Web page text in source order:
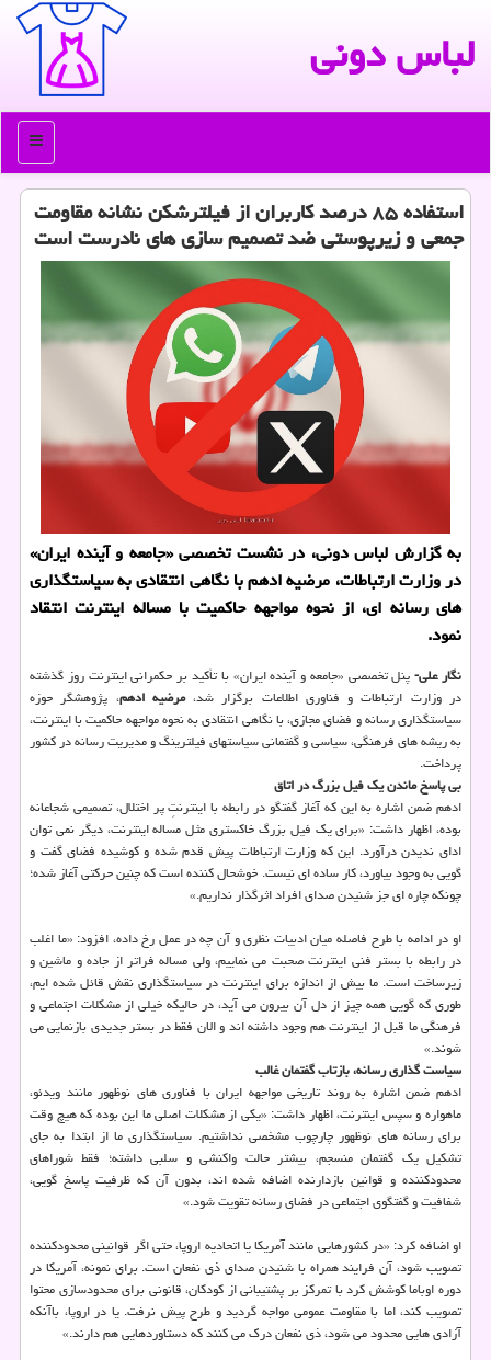
لباس دونی
منو
استفاده ۸۵ درصد کاربران از فیلترشکن نشانه مقاومت
جمعی و زیرپوستی ضد تصمیم سازی های نادرست است
به گزارش لباس دونی، در نشست تخصصی «جامعه و آینده ایران»
در وزارت ارتباطات، مرضیه ادهم با نگاهی انتقادی به سیاستگذاری
های رسانه ای، از نحوه مواجهه حاکمیت با مساله اینترنت انتقاد
نمود.
نگار علی-پنل تخصصی «جامعه و آینده ایران» با تأکید بر حکمرانی اینترنت روز گذشته
در وزارت ارتباطات و فناوری اطلاعات برگزار شد،مرضیه ادهم، پژوهشگر حوزه
سیاستگذاری رسانه و فضای مجازی، با نگاهی انتقادی به نحوه مواجهه حاکمیت با اینترنت،
به ریشه های فرهنگی، سیاسی و گفتمانی سیاستهای فیلترینگ و مدیریت رسانه در کشور
پرداخت.
بی پاسخ ماندن یک فیل بزرگ در اتاق
ادهم ضمن اشاره به این که آغاز گفتگو در رابطه با اینترنتِ پر اختلال، تصمیمی شجاعانه
بوده، اظهار داشت: «برای یک فیل بزرگ خاکستری مثل مساله اینترنت، دیگر نمی توان
ادای ندیدن درآورد. این که وزارت ارتباطات پیش قدم شده و کوشیده فضای گفت و
گویی به وجود بیاورد، کار ساده ای نیست. خوشحال کننده است که چنین حرکتی آغاز شده؛
چونکه چاره ای جز شنیدن صدای افراد اثرگذار نداریم.»
او در ادامه با طرح فاصله میان ادبیات نظری و آن چه در عمل رخ داده، افزود: «ما اغلب
در رابطه با بستر فنی اینترنت صحبت می نماییم، ولی مساله فراتر از جاده و ماشین و
زیرساخت است. ما بیش از اندازه برای اینترنت در سیاستگذاری نقش قائل شده ایم،
طوری که گویی همه چیز از دل آن بیرون می آید، در حالیکه خیلی از مشکلات اجتماعی و
فرهنگی ما قبل از اینترنت هم وجود داشته اند و الان فقط در بستر جدیدی بازنمایی می
شوند.»
سیاست گذاری رسانه، بازتاب گفتمان غالب
ادهم ضمن اشاره به روند تاریخی مواجهه ایران با فناوری های نوظهور مانند ویدئو،
ماهواره و سپس اینترنت، اظهار داشت: «یکی از مشکلات اصلی ما این بوده که هیچ وقت
برای رسانه های نوظهور چارچوب مشخصی نداشتیم. سیاستگذاری ما از ابتدا به جای
تشکیل یک گفتمان منسجم، بیشتر حالت واکنشی و سلبی داشته؛ فقط شوراهای
محدودکننده و قوانین بازدارنده اضافه شده اند، بدون آن که ظرفیت پاسخ گویی،
شفافیت و گفتگوی اجتماعی در فضای رسانه تقویت شود.»
او اضافه کرد: «در کشورهایی مانند آمریکا یا اتحادیه اروپا، حتی اگر قوانینی محدودکننده
تصویب شود، آن فرایند همراه با شنیدن صدای ذی نفعان است. برای نمونه، آمریکا در
دوره اوباما کوشش کرد با تمرکز بر پشتیبانی از کودکان، قانونی برای محدودسازی محتوا
تصویب کند، اما با مقاومت عمومی مواجه گردید و طرح پیش نرفت. یا در اروپا، باآنکه
آزادی هایی محدود می شود، ذی نفعان درک می کنند که دستاوردهایی هم دارند.»